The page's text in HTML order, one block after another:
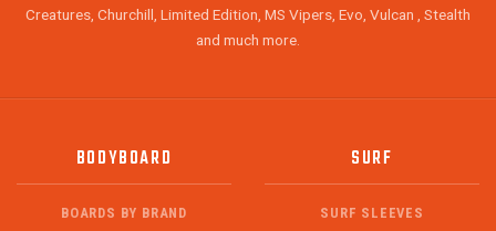
Creatures, Churchill, Limited Edition, MS Vipers, Evo, Vulcan , Stealth
and much more.
BODYBOARD
BOARDS BY BRAND
SURF
SURF SLEEVES